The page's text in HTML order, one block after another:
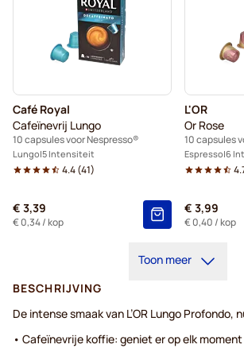
Café Royal
Cafeïnevrij Lungo
10 capsules voor Nespresso®
Lungo 5 Intensiteit
4.4(41)
€ 3,39
€ 0,34/ kop
L'OR
Or Rose
10 capsules
Espresso 6
€ 3,99
€ 0,40 / kop
Toon meer
BESCHRIJVING
De intense smaak van L’OR Lungo Profondo,
• Cafeïnevrije koffie: geniet er op elk